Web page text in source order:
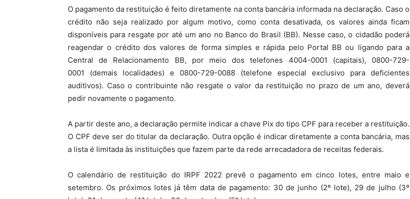
O pagamento da restituição é feito diretamente na conta bancária informada na declaração. Caso o
crédito não seja realizado por algum motivo, como conta desativada, os valores ainda ficam
disponíveis para resgate por até um ano no Banco do Brasil (BB). Nesse caso, o cidadão poderá
reagendar o crédito dos valores de forma simples e rápida pelo Portal BB ou ligando para a
Central de Relacionamento BB, por meio dos telefones 4004-0001 (capitais), 0800-729-
0001 (demais localidades) e 0800-729-0088 (telefone especial exclusivo para deficientes
auditivos). Caso o contribuinte não resgate o valor da restituição no prazo de um ano, deverá
pedir novamente o pagamento.
A partir deste ano, a declaração permite indicar a chave Pix do tipo CPF para receber a restituição.
O CPF deve ser do titular da declaração. Outra opção é indicar diretamente a conta bancária, mas
a lista é limitada às instituições que fazem parte da rede arrecadadora de receitas federais.
O calendário de restituição do IRPF 2022 prevê o pagamento em cinco lotes, entre maio e
setembro. Os próximos lotes já têm data de pagamento: 30 de junho (2º lote), 29 de julho (3º